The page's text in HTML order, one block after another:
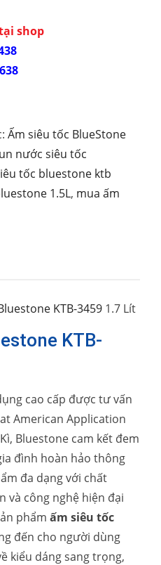
shop
Ấm siêu tốc BlueStone
nước siêu tốc
tốc bluestone ktb
1.5L, mua ấm
KTB-3459 1.7 Lít
KTB-
cao cấp được tư vấn
American Application
Bluestone cam kết đem
đình hoàn hảo thông
đa dạng với chất
và công nghệ hiện đại
phẩm ấm siêu tốc
đến cho người dùng
kiểu dáng sang trọng,